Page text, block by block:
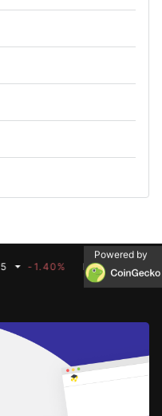
-1.40% BNB $592.50
Powered by